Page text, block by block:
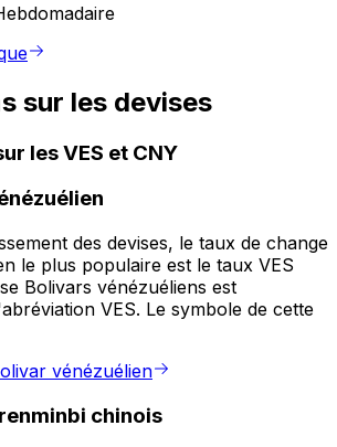
sur les devises
les VES et CNY
des devises, le taux de change
le plus populaire est le taux VES
Bolivars vénézuéliens est
VES. Le symbole de cette
vénézuélien
chinois